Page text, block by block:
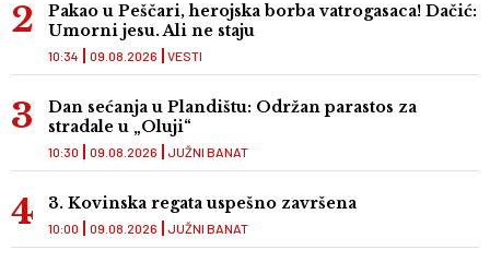
Pakao u Peščari, herojska borba vatrogasaca! Dačić:
Umorni jesu. Ali ne staju
VESTI
10:34 09.08.2026
Dan sećanja u Plandištu: Održan parastos za
stradale u „Oluji“
JUŽNI BANAT
10:30 09.08.2026
3. Kovinska regata uspešno završena
JUŽNI BANAT
10:00 09.08.2026